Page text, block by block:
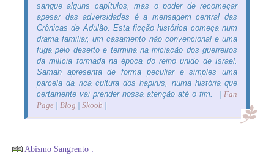
sangue alguns capítulos, mas o poder de recomeçar
apesar das adversidades é a mensagem central das
Crônicas de Adulão. Esta ficção histórica começa num
drama familiar, um casamento não convencional e uma
fuga pelo deserto e termina na iniciação dos guerreiros
da milícia formada na época do reino unido de Israel.
Samah apresenta de forma peculiar e simples uma
parcela da rica cultura dos hapirus, numa história que
certamente vai prender nossa atenção até o fim. | Fan
Page | Blog | Skoob |
Abismo Sangrento :